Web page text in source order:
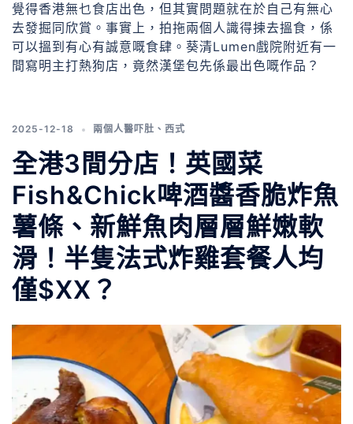
覺得香港無乜食店出色，但其實問題就在於自己有無心
去發掘同欣賞。事實上，拍拖兩個人識得揀去搵食，係
可以搵到有心有誠意嘅食肆。葵清Lumen戲院附近有一
間寫明主打熱狗店，竟然漢堡包先係最出色嘅作品？
2025-12-18 兩個人醫吓肚 、 西式
全港3間分店！英國菜
Fish&Chick啤酒醬香脆炸魚
薯條、新鮮魚肉層層鮮嫩軟
滑！半隻法式炸雞套餐人均
僅$XX？